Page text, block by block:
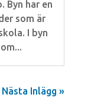
Byn har en
som är
I byn
Nästa Inlägg »